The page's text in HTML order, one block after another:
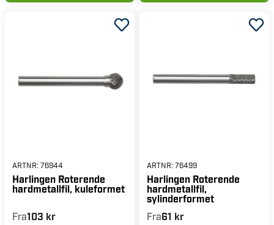
ARTNR: 76944
Harlingen Roterende
hardmetallfil, kuleformet
Fra103 kr
ARTNR: 76499
Harlingen Roterende
hardmetallfil,
sylinderformet
Fra61 kr